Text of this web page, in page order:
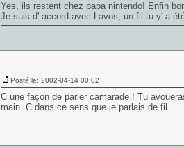
Yes, ils restent chez papa nintendo! Enfin
Je suis d' accord avec Lavos, un fil tu y' a
Posté le: 2002-04-14 00:02
C une façon de parler camarade ! Tu
main. C dans ce sens que je parlais de fil.